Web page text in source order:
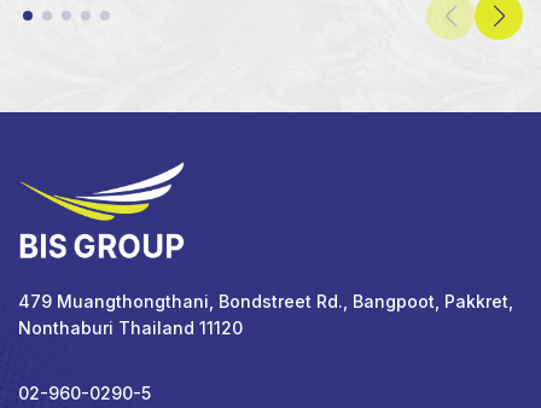
479 Muangthongthani, Bondstreet Rd., Bangpoot, Pakkret,
Nonthaburi Thailand 11120
02-960-0290-5